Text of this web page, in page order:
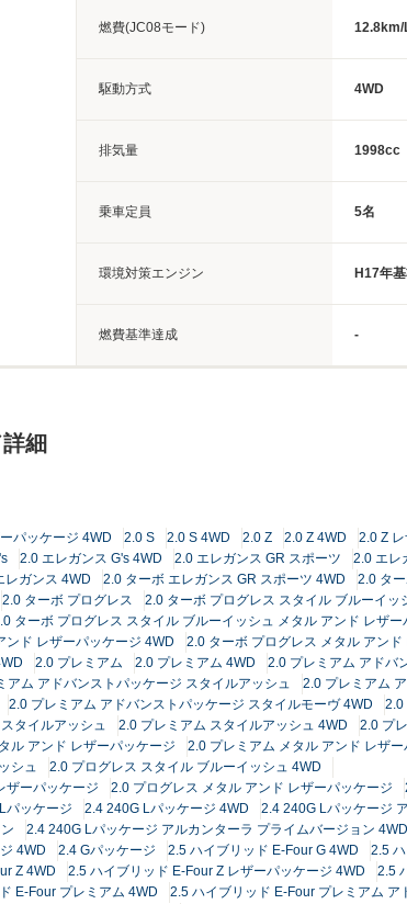
燃費(JC08モード) 12.8km/
駆動方式 4WD
排気量 1998cc
乗車定員 5名
環境対策エンジン H17
燃費基準達成 -
細
パッケージ 4WD 2.0 S 2.0 S 4WD 2.0 Z 2.0 Z 4WD 2.0 Z
2.0 エレガンス G's 4WD 2.0 エレガンス GR スポーツ 2.0 エレ
レガンス 4WD 2.0 ターボ エレガンス GR スポーツ 4WD 2.0 タ
2.0 ターボ プログレス
2.0 ターボ プログレス スタイル ブルーイッ
ターボ プログレス スタイル ブルーイッシュ メタル アンド レザー
ンド レザーパッケージ 4WD
2.0 ターボ プログレス メタル アンド
2.0 プレミアム 2.0 プレミアム 4WD
2.0 プレミアム アドバ
アム アドバンストパッケージ スタイルアッシュ
2.0 プレミアム
2.0 プレミアム アドバンストパッケージ スタイルモーヴ 4WD
2.0
タイルアッシュ 2.0 プレミアム スタイルアッシュ 4WD
2.0 プ
ル アンド レザーパッケージ 2.0 プレミアム メタル アンド レザ
シュ
2.0 プログレス スタイル ブルーイッシュ 4WD
ザーパッケージ
2.0 プログレス メタル アンド レザーパッケージ
パッケージ 2.4 240G Lパッケージ 4WD
2.4 240G Lパッケージ
2.4 240G Lパッケージ アルカンターラ プライムバージョン 4WD
4WD 2.4 Gパッケージ 2.5 ハイブリッド E-Four G 4WD
2.5
Z 4WD 2.5 ハイブリッド E-Four Z レザーパッケージ 4WD
2.5
E-Four プレミアム 4WD
2.5 ハイブリッド E-Four プレミアム ア